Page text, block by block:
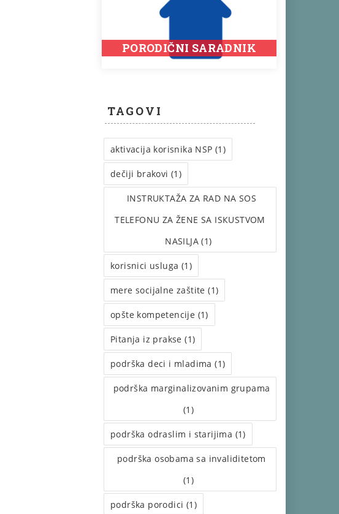
PORODIČNI SARADNIK
TAGOVI
aktivacija korisnika NSP (1)
dečiji brakovi (1)
INSTRUКTAŽA ZA RAD NA SOS
TELEFONU ZA ŽENE SA ISКUSTVOM
NASILJA (1)
korisnici usluga (1)
mere socijalne zaštite (1)
opšte kompetencije (1)
Pitanja iz prakse (1)
podrška deci i mladima (1)
podrška marginalizovanim grupama
(1)
podrška odraslim i starijima (1)
podrška osobama sa invaliditetom
(1)
podrška porodici (1)